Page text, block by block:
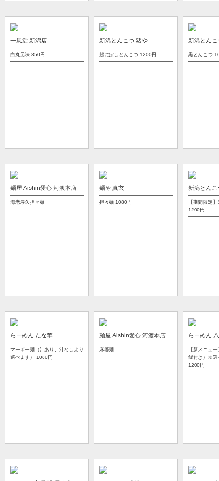
一風堂 新潟店
白丸元味 850円
新潟とんこつ 猪や
超にぼしとんこつ 1200円
新潟とんこ
黒とんこつ
麺屋 Aishin愛心 河渡本店
海老寿久担々麺
麺や 真玄
担々麺 1080円
新潟とんこ
【期間限定
1200円
らーめん たな華
マーボー麺（汁あり、汁なしより
選べます） 1080円
麺屋 Aishin愛心 河渡本店
麻婆麺
らーめん
【新メニュ
飯付き）※選
1200円